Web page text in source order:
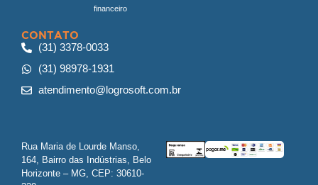
financeiro
CONTATO
(31) 3378-0033
(31) 98978-1931
atendimento@logrosoft.com.br
Rua Maria de Lourde Manso,
164, Bairro das Indústrias, Belo
Horizonte – MG, CEP: 30610-